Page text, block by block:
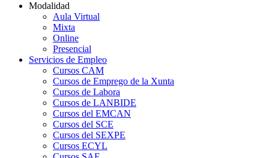
Modalidad
Aula Virtual
Mixta
Online
Presencial
Servicios de Empleo
Cursos CAM
Cursos de Emprego de la Xunta
Cursos de Labora
Cursos de LANBIDE
Cursos del EMCAN
Cursos del SCE
Cursos del SEXPE
Cursos ECYL